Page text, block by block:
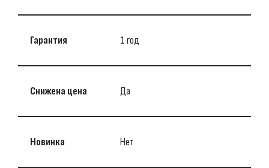
Гарантия 1 год
Снижена цена Да
Новинка Нет